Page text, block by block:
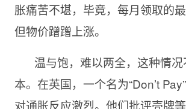
胀痛苦不堪，毕竟，每月领取的最
但物价蹭蹭上涨。
温与饱，难以两全，这种情况
本。在英国，一个名为“Don’t
对通胀反应激烈。他们批评壳牌